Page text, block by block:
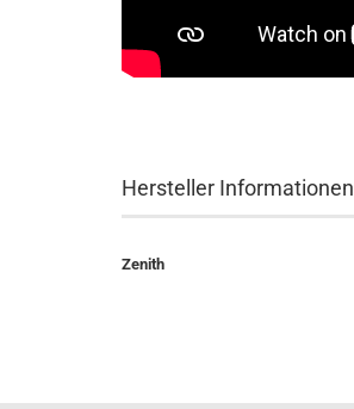
Hersteller Informationen
Zenith